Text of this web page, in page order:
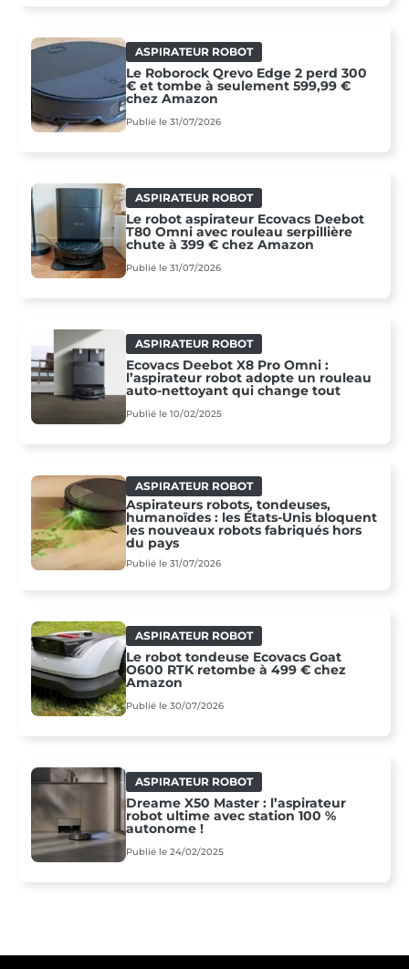
ASPIRATEUR ROBOT
Le Roborock Qrevo Edge 2 perd 300
€ et tombe à seulement 599,99 €
chez Amazon
Publié le 31/07/2026
ASPIRATEUR ROBOT
Le robot aspirateur Ecovacs Deebot
T80 Omni avec rouleau serpillière
chute à 399 € chez Amazon
Publié le 31/07/2026
ASPIRATEUR ROBOT
Ecovacs Deebot X8 Pro Omni :
l’aspirateur robot adopte un rouleau
auto-nettoyant qui change tout
Publié le 10/02/2025
ASPIRATEUR ROBOT
Aspirateurs robots, tondeuses,
humanoïdes : les États-Unis bloquent
les nouveaux robots fabriqués hors
du pays
Publié le 31/07/2026
ASPIRATEUR ROBOT
Le robot tondeuse Ecovacs Goat
O600 RTK retombe à 499 € chez
Amazon
Publié le 30/07/2026
ASPIRATEUR ROBOT
Dreame X50 Master : l’aspirateur
robot ultime avec station 100 %
autonome !
Publié le 24/02/2025